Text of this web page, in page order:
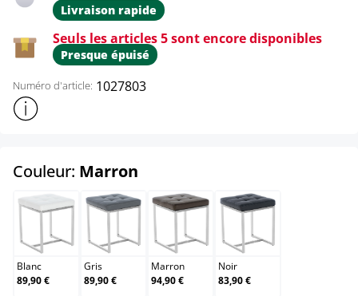
Livraison rapide
Seuls les articles 5 sont encore disponibles
Presque épuisé
Numéro d'article: 1027803
Afficher plus d'informations sur le produit
Couleur: Marron
Blanc
Blanc
89,90 €
Gris
Gris
89,90 €
Marron
Marron
94,90 €
Noir
Noir
83,90 €